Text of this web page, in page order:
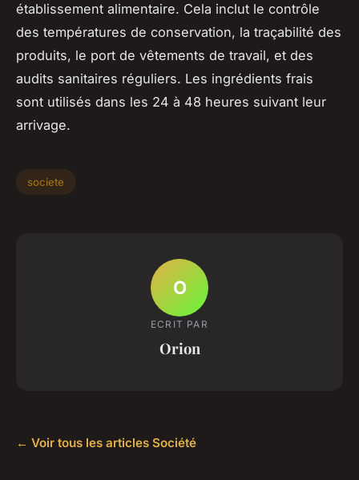
établissement alimentaire. Cela inclut le contrôle
des températures de conservation, la traçabilité des
produits, le port de vêtements de travail, et des
audits sanitaires réguliers. Les ingrédients frais
sont utilisés dans les 24 à 48 heures suivant leur
arrivage.
societe
O
ECRIT PAR
Orion
← Voir tous les articles Société